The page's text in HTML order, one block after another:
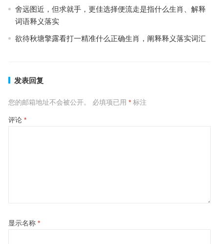
舍远图近，但求就手，更佳选择便流走是指什么生肖、解释
词语释义落实
欲待秋塘擎露看打一精准什么正确生肖，阐释释义落实词汇
发表回复
您的邮箱地址不会被公开。 必填项已用 *标注
评论 *
显示名称 *